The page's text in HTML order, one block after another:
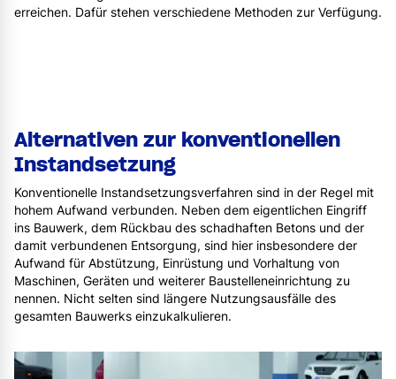
erreichen. Dafür stehen verschiedene Methoden zur Verfügung.
Alternativen zur konventionellen
Instandsetzung
Konventionelle Instandsetzungsverfahren sind in der Regel mit
hohem Aufwand verbunden. Neben dem eigentlichen Eingriff
ins Bauwerk, dem Rückbau des schadhaften Betons und der
damit verbundenen Entsorgung, sind hier insbesondere der
Aufwand für Abstützung, Einrüstung und Vorhaltung von
Maschinen, Geräten und weiterer Baustelleneinrichtung zu
nennen. Nicht selten sind längere Nutzungsausfälle des
gesamten Bauwerks einzukalkulieren.